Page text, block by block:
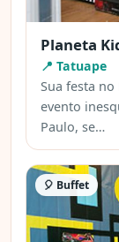
Planeta
📍 Tatuape
Sua festa
evento
Paulo, se…
🎈 Buffet